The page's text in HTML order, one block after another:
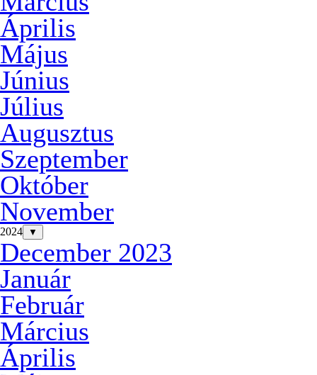
Április
Május
Június
Július
Augusztus
Szeptember
Október
November
2024 ▼
December 2023
Január
Február
Március
Április